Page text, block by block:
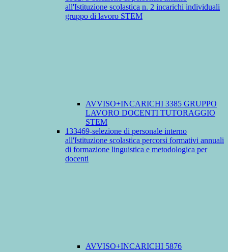
all'Istituzione scolastica n. 2 incarichi individuali
gruppo di lavoro STEM
AVVISO+INCARICHI 3385 GRUPPO
LAVORO DOCENTI TUTORAGGIO
STEM
133469-selezione di personale interno
all'Istituzione scolastica percorsi formativi annuali
di formazione linguistica e metodologica per
docenti
AVVISO+INCARICHI 5876